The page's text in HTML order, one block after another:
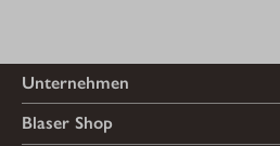
Unternehmen
Blaser Shop